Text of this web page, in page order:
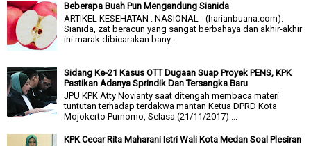
Beberapa Buah Pun Mengandung Sianida
ARTIKEL KESEHATAN : NASIONAL - (harianbuana.com).
Sianida, zat beracun yang sangat berbahaya dan akhir-akhir
ini marak dibicarakan bany...
Sidang Ke-21 Kasus OTT Dugaan Suap Proyek PENS, KPK
Pastikan Adanya Sprindik Dan Tersangka Baru
JPU KPK Atty Novianty saat ditengah membaca materi
tuntutan terhadap terdakwa mantan Ketua DPRD Kota
Mojokerto Purnomo, Selasa (21/11/2017) ...
KPK Cecar Rita Maharani Istri Wali Kota Medan Soal Plesiran